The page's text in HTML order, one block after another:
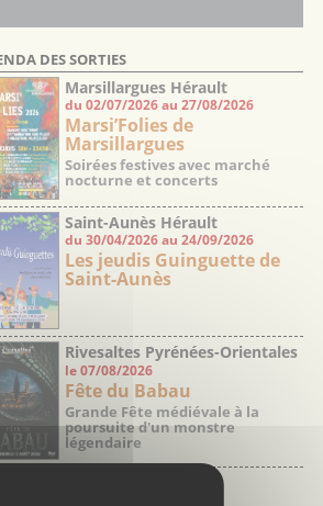
DES SORTIES
Marsillargues Hérault
du 02/07/2026 au 27/08/2026
Marsi’Folies de
Marsillargues
Soirées festives avec marché
nocturne et concerts
Saint-Aunès Hérault
du 30/04/2026 au 24/09/2026
Les jeudis Guinguette de
Saint-Aunès
Rivesaltes Pyrénées-Orientales
le 07/08/2026
Fête du Babau
Grande Fête médiévale à la
poursuite d'un monstre
légendaire